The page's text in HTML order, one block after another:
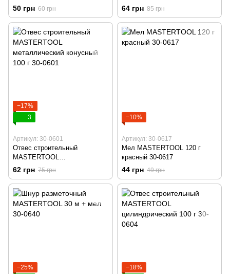
50 грн 60 грн
30-0610
64 грн 85 грн
−17%
3
Артикул: 30-0601
Отвес строительный
MASTERTOOL
металлический конусный 100
г 30-0601
62 грн 75 грн
−10%
Артикул: 30-0617
Мел MASTERTOOL 120 г
красный 30-0617
44 грн 49 грн
−25%
−18%